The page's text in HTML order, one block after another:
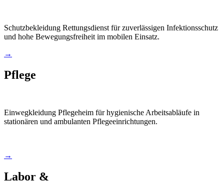
Schutzbekleidung Rettungsdienst für zuverlässigen Infektionsschutz
und hohe Bewegungsfreiheit im mobilen Einsatz.
→
Pflege
Einwegkleidung Pflegeheim für hygienische Arbeitsabläufe in
stationären und ambulanten Pflegeeinrichtungen.
→
Labor &